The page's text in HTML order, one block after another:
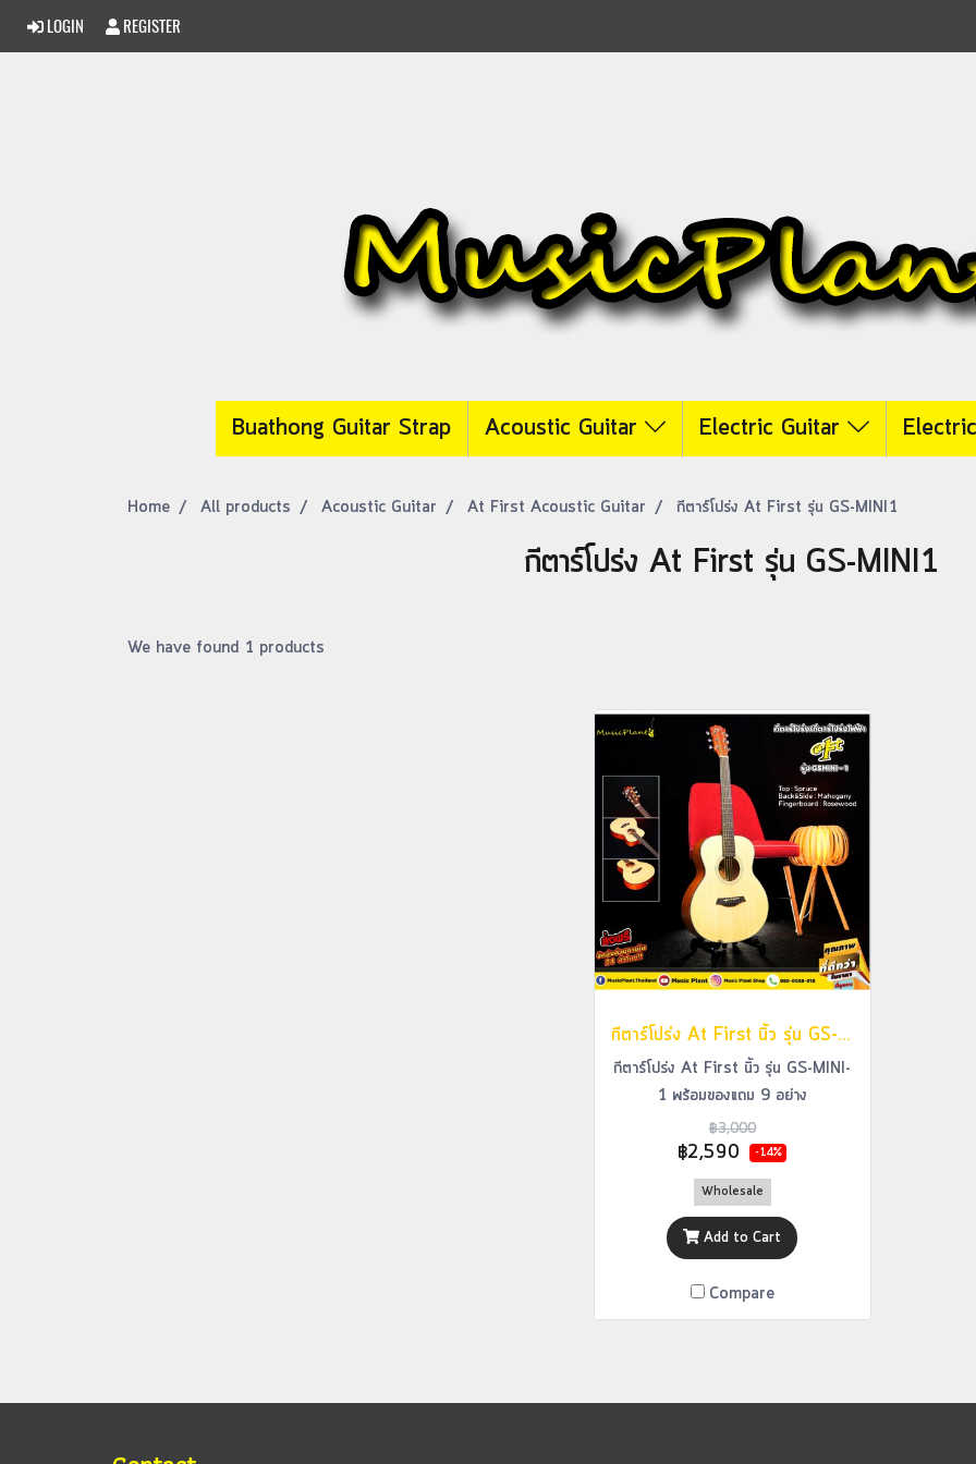
LOGIN REGISTER
Buathong Guitar Strap Acoustic Guitar Electric Guitar
Home All products Acoustic Guitar At First Acoustic Guitar กีตาร์โปร่ง At First รุ่น GS-MINI1
กีตาร์โปร่ง At First รุ่น GS-MINI1
We have found 1 products
กีตาร์โปร่ง At First นิ้ว รุ่น GS-MINI-1 พร้อมของแถม 9 อย่าง
กีตาร์โปร่ง At First นิ้ว รุ่น GS-MINI-
1 พร้อมของแถม 9 อย่าง
฿3,000
฿2,590 -14%
Wholesale
Add to Cart
Compare